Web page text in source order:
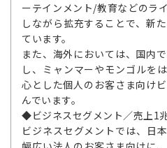
ーテインメント/教育などのラ
しながら拡充することで、新
ています。
また、海外においては、国内
し、ミャンマーやモンゴルを
心とした個人のお客さま向け
んでいます。
◆ビジネスセグメント／売上1
ビジネスセグメントでは、日